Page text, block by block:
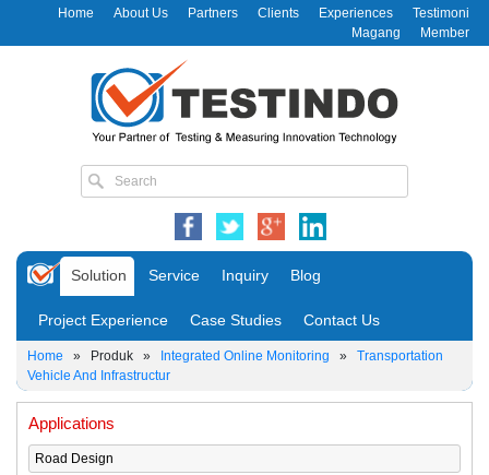
Home About Us Partners Clients Experiences
Testimoni
Magang
Member
Solution Service Inquiry Blog
Project Experience Case Studies Contact Us
Home » Produk » Integrated Online Monitoring » Transportation
Vehicle And Infrastructur
Applications
Road Design